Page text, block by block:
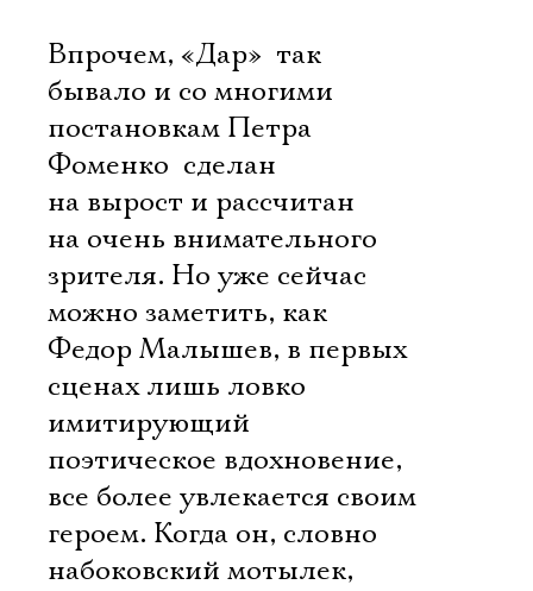
Впрочем, «Дар»  так
бывало и со многими
постановкам Петра
Фоменко  сделан
на вырост и рассчитан
на очень внимательного
зрителя. Но уже сейчас
можно заметить, как
Федор Малышев, в первых
сценах лишь ловко
имитирующий
поэтическое вдохновение,
все более увлекается своим
героем. Когда он, словно
набоковский мотылек,